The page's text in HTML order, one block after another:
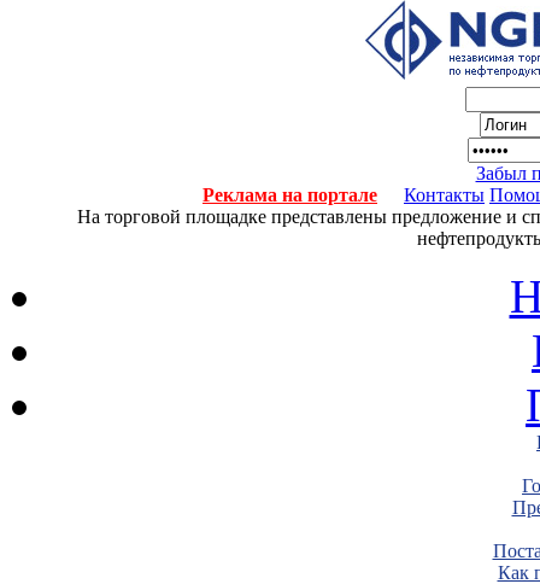
Забыл
Реклама на портале
Контакты
На торговой площадке представлены предложение и
Как